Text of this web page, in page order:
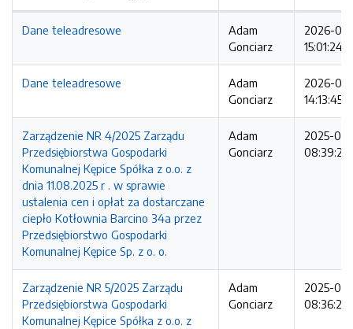
Dane teleadresowe
Adam
Gonciarz
2026-
15:01:24
Dane teleadresowe
Adam
Gonciarz
2026-
14:13:45
Zarządzenie NR 4/2025 Zarządu
Przedsiębiorstwa Gospodarki
Komunalnej Kępice Spółka z o.o. z
dnia 11.08.2025 r . w sprawie
ustalenia cen i opłat za dostarczane
ciepło Kotłownia Barcino 34a przez
Przedsiębiorstwo Gospodarki
Komunalnej Kępice Sp. z o. o.
Adam
Gonciarz
2025-
08:39:20
Zarządzenie NR 5/2025 Zarządu
Przedsiębiorstwa Gospodarki
Komunalnej Kępice Spółka z o.o. z
Adam
Gonciarz
2025-
08:36:25